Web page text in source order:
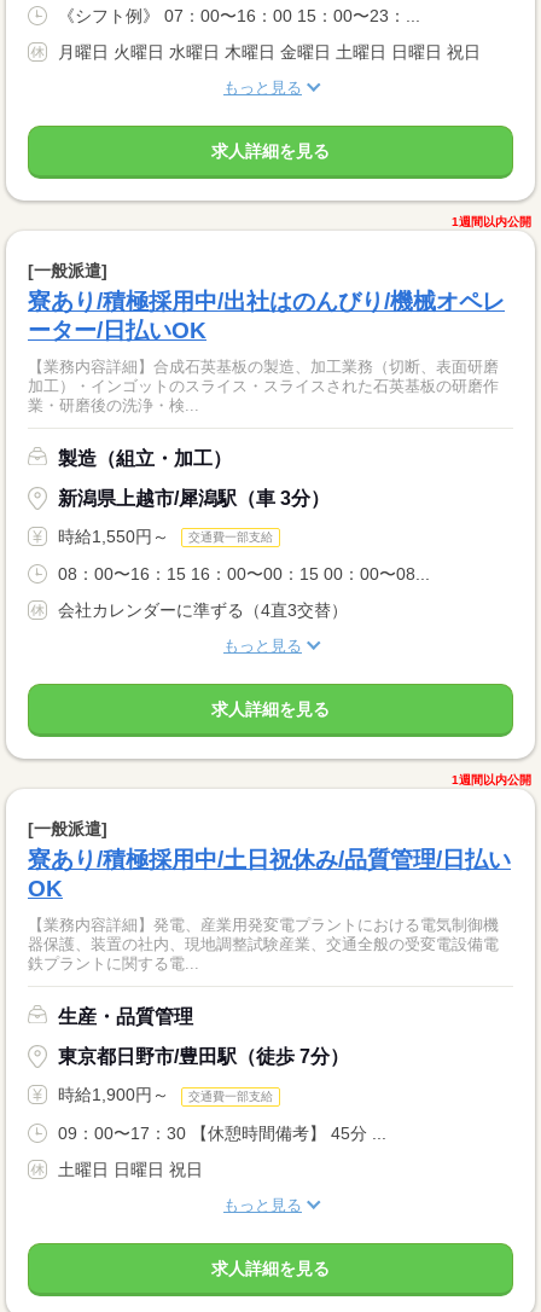
《シフト例》 07：00〜16：00 15：00〜23：...
月曜日 火曜日 水曜日 木曜日 金曜日 土曜日 日曜日 祝日
もっと見る
求人詳細を見る
1週間以内公開
[一般派遣]
寮あり/積極採用中/出社はのんびり/機械オペレ
ーター/日払いOK
【業務内容詳細】合成石英基板の製造、加工業務（切断、表面研磨
加工）・インゴットのスライス・スライスされた石英基板の研磨作
業・研磨後の洗浄・検...
製造（組立・加工）
新潟県上越市/犀潟駅（車 3分）
時給1,550円～ 交通費一部支給
08：00〜16：15 16：00〜00：15 00：00〜08...
会社カレンダーに準ずる（4直3交替）
もっと見る
求人詳細を見る
1週間以内公開
[一般派遣]
寮あり/積極採用中/土日祝休み/品質管理/日払い
OK
【業務内容詳細】発電、産業用発変電プラントにおける電気制御機
器保護、装置の社内、現地調整試験産業、交通全般の受変電設備電
鉄プラントに関する電...
生産・品質管理
東京都日野市/豊田駅（徒歩 7分）
時給1,900円～ 交通費一部支給
09：00〜17：30 【休憩時間備考】 45分 ...
土曜日 日曜日 祝日
もっと見る
求人詳細を見る